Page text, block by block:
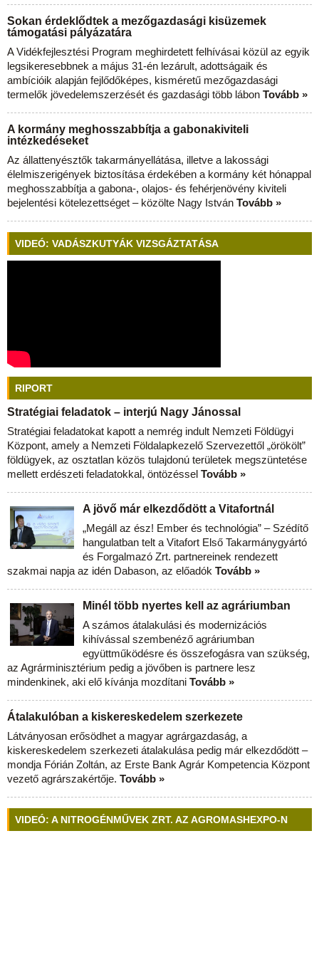
Sokan érdeklődtek a mezőgazdasági kisüzemek
támogatási pályázatára
A Vidékfejlesztési Program meghirdetett felhívásai közül az egyik
legsikeresebbnek a május 31-én lezárult, adottságaik és
ambícióik alapján fejlődőképes, kisméretű mezőgazdasági
termelők jövedelemszerzését és gazdasági több lábon Tovább »
A kormány meghosszabbítja a gabonakiviteli
intézkedéseket
Az állattenyésztők takarmányellátása, illetve a lakossági
élelmiszerigények biztosítása érdekében a kormány két hónappal
meghosszabbítja a gabona-, olajos- és fehérjenövény kiviteli
bejelentési kötelezettséget – közölte Nagy István Tovább »
VIDEÓ: VADÁSZKUTYÁK VIZSGÁZTATÁSA
RIPORT
Stratégiai feladatok – interjú Nagy Jánossal
Stratégiai feladatokat kapott a nemrég indult Nemzeti Földügyi
Központ, amely a Nemzeti Földalapkezelő Szervezettől „örökölt”
földügyek, az osztatlan közös tulajdonú területek megszüntetése
mellett erdészeti feladatokkal, öntözéssel Tovább »
A jövő már elkezdődött a Vitafortnál
„Megáll az ész! Ember és technológia” – Szédítő
hangulatban telt a Vitafort Első Takarmánygyártó
és Forgalmazó Zrt. partnereinek rendezett
szakmai napja az idén Dabason, az előadók Tovább »
Minél több nyertes kell az agráriumban
A számos átalakulási és modernizációs
kihívással szembenéző agráriumban
együttműködésre és összefogásra van szükség,
az Agrárminisztérium pedig a jövőben is partnere lesz
mindenkinek, aki elő kívánja mozdítani Tovább »
Átalakulóban a kiskereskedelem szerkezete
Látványosan erősödhet a magyar agrárgazdaság, a
kiskereskedelem szerkezeti átalakulása pedig már elkezdődött –
mondja Fórián Zoltán, az Erste Bank Agrár Kompetencia Központ
vezető agrárszakértője. Tovább »
VIDEÓ: A NITROGÉNMŰVEK ZRT. AZ AGROMASHEXPO-N